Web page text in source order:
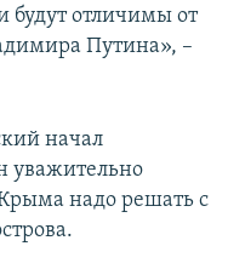
будут отличимы от
Путина», –
начал
уважительно
надо решать с